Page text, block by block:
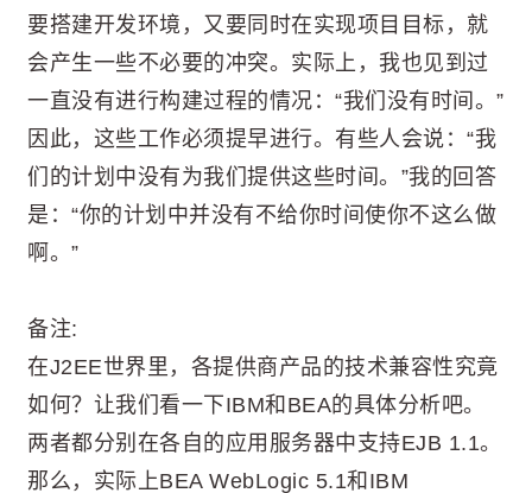
要搭建开发环境，又要同时在实现项目目标，就
会产生一些不必要的冲突。实际上，我也见到过
一直没有进行构建过程的情况：“我们没有时间。”
因此，这些工作必须提早进行。有些人会说：“我
们的计划中没有为我们提供这些时间。”我的回答
是：“你的计划中并没有不给你时间使你不这么做
啊。”
备注:
在J2EE世界里，各提供商产品的技术兼容性究竟
如何？让我们看一下IBM和BEA的具体分析吧。
两者都分别在各自的应用服务器中支持EJB 1.1。
那么，实际上BEA WebLogic 5.1和IBM